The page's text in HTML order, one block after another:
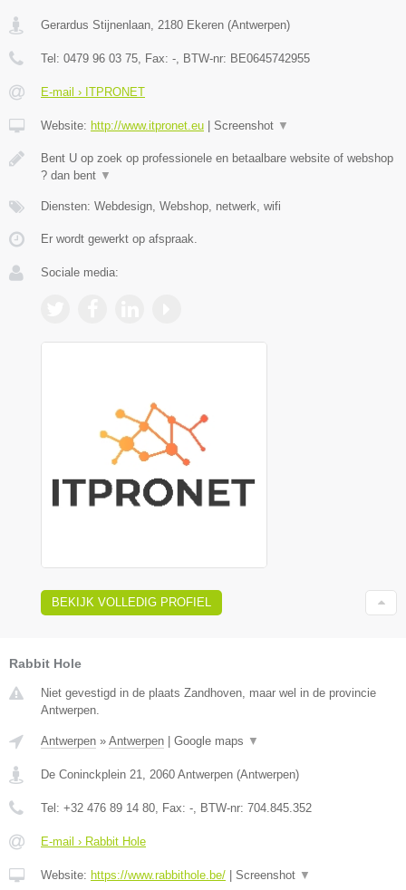
Gerardus Stijnenlaan, 2180 Ekeren (Antwerpen)
Tel: 0479 96 03 75, Fax: -, BTW-nr: BE0645742955
E-mail › ITPRONET
Website: http://www.itpronet.eu Screenshot ▼
Bent U op zoek op professionele en betaalbare website of webshop
? dan bent ▼
Diensten: Webdesign, Webshop, netwerk, wifi
Er wordt gewerkt op afspraak.
Sociale media:
BEKIJK VOLLEDIG PROFIEL
Rabbit Hole
Niet gevestigd in de plaats Zandhoven, maar wel in de provincie
Antwerpen.
Antwerpen » Antwerpen Google maps ▼
De Coninckplein 21, 2060 Antwerpen (Antwerpen)
Tel: +32 476 89 14 80, Fax: -, BTW-nr: 704.845.352
E-mail › Rabbit Hole
Website: https://www.rabbithole.be/ Screenshot ▼